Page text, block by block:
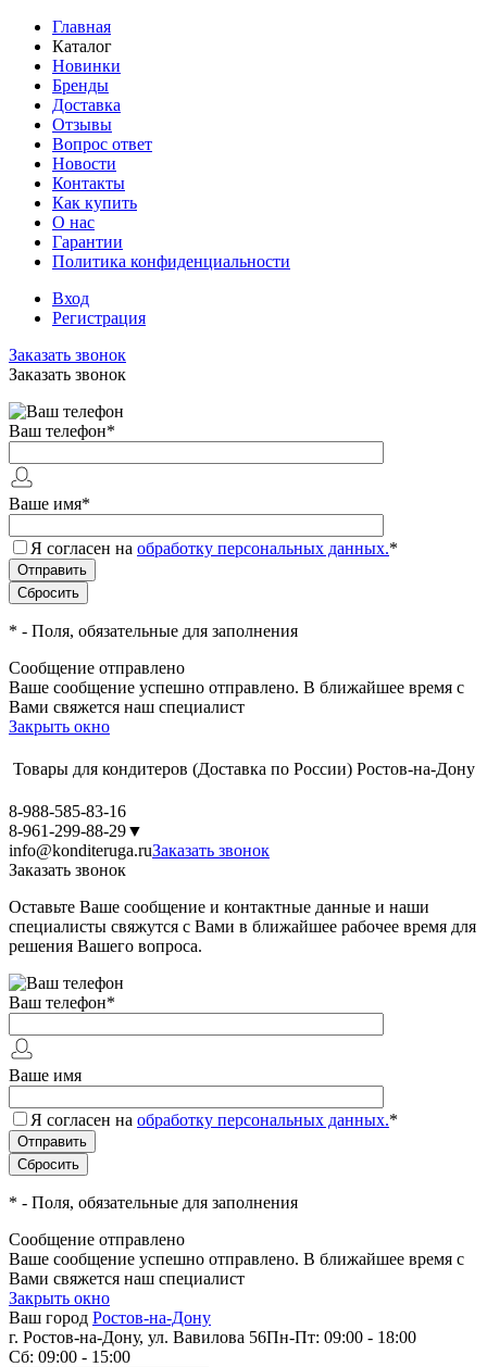
Главная
Каталог
Новинки
Бренды
Доставка
Отзывы
Вопрос ответ
Новости
Контакты
Как купить
О нас
Гарантии
Политика конфиденциальности
Вход
Регистрация
Заказать звонок
Заказать звонок
Ваш телефон*
Ваше имя*
Я согласен на обработку персональных данных.*
* - Поля, обязательные для заполнения
Сообщение отправлено
Ваше сообщение успешно отправлено. В ближайшее время с
Вами свяжется наш специалист
Закрыть окно
Товары для кондитеров (Доставка по России) Ростов-на-Дону
8-988-585-83-16
8-961-299-88-29▼
info@konditeruga.ruЗаказать звонок
Заказать звонок
Оставьте Ваше сообщение и контактные данные и наши
специалисты свяжутся с Вами в ближайшее рабочее время для
решения Вашего вопроса.
Ваш телефон*
Ваше имя
Я согласен на обработку персональных данных.*
* - Поля, обязательные для заполнения
Сообщение отправлено
Ваше сообщение успешно отправлено. В ближайшее время с
Вами свяжется наш специалист
Закрыть окно
Ваш город Ростов-на-Дону
г. Ростов-на-Дону, ул. Вавилова 56Пн-Пт: 09:00 - 18:00
Сб: 09:00 - 15:00